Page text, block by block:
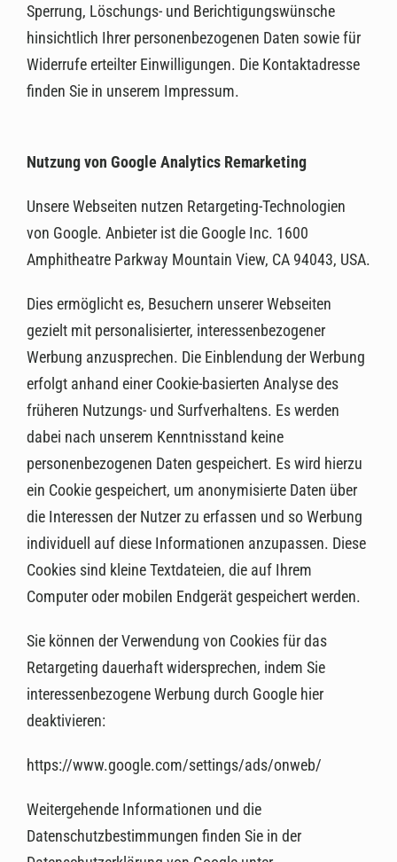
Sperrung, Löschungs- und Berichtigungswünsche
hinsichtlich Ihrer personenbezogenen Daten sowie für
Widerrufe erteilter Einwilligungen. Die Kontaktadresse
finden Sie in unserem Impressum.
Nutzung von Google Analytics Remarketing
Unsere Webseiten nutzen Retargeting-Technologien
von Google. Anbieter ist die Google Inc. 1600
Amphitheatre Parkway Mountain View, CA 94043, USA.
Dies ermöglicht es, Besuchern unserer Webseiten
gezielt mit personalisierter, interessenbezogener
Werbung anzusprechen. Die Einblendung der Werbung
erfolgt anhand einer Cookie-basierten Analyse des
früheren Nutzungs- und Surfverhaltens. Es werden
dabei nach unserem Kenntnisstand keine
personenbezogenen Daten gespeichert. Es wird hierzu
ein Cookie gespeichert, um anonymisierte Daten über
die Interessen der Nutzer zu erfassen und so Werbung
individuell auf diese Informationen anzupassen. Diese
Cookies sind kleine Textdateien, die auf Ihrem
Computer oder mobilen Endgerät gespeichert werden.
Sie können der Verwendung von Cookies für das
Retargeting dauerhaft widersprechen, indem Sie
interessenbezogene Werbung durch Google hier
deaktivieren:
https://www.google.com/settings/ads/onweb/
Weitergehende Informationen und die
Datenschutzbestimmungen finden Sie in der